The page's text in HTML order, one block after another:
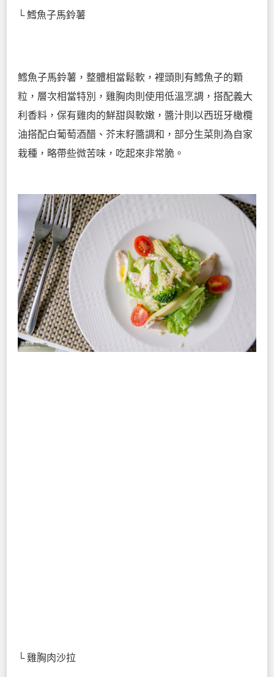
└ 鱈魚子馬鈴薯
鱈魚子馬鈴薯，整體相當鬆軟，裡頭則有鱈魚子的顆
粒，層次相當特別，雞胸肉則使用低溫烹調，搭配義大
利香料，保有雞肉的鮮甜與軟嫩，醬汁則以西班牙橄欖
油搭配白葡萄酒醋、芥末籽醬調和，部分生菜則為自家
栽種，略帶些微苦味，吃起來非常脆。
└ 雞胸肉沙拉